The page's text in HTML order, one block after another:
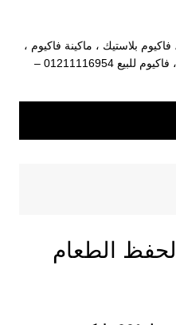
فاكيوم بلاستيك ، ماكينة فاكيوم ،
ماكينة فاكيوم تغليف وسحب الهواء ، فاكيوم للبيع 01211116954 –
لحفظ الطعام